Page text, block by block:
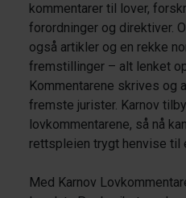
kommentarer til lover,
forordninger og direktiver.
også artikler og en rekke
fremstillinger – alt lenket
Kommentarene skrives og
fremste jurister. Karnov
lovkommentarene, så nå
rettspleien trygt henvise til
Med Karnov